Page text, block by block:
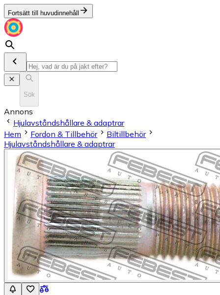
Fortsätt till huvudinnehåll
Sök
Annons
Hjulavståndshållare & adaptrar
Hem
Fordon & Tillbehör
Biltillbehör
Hjulavståndshållare & adaptrar